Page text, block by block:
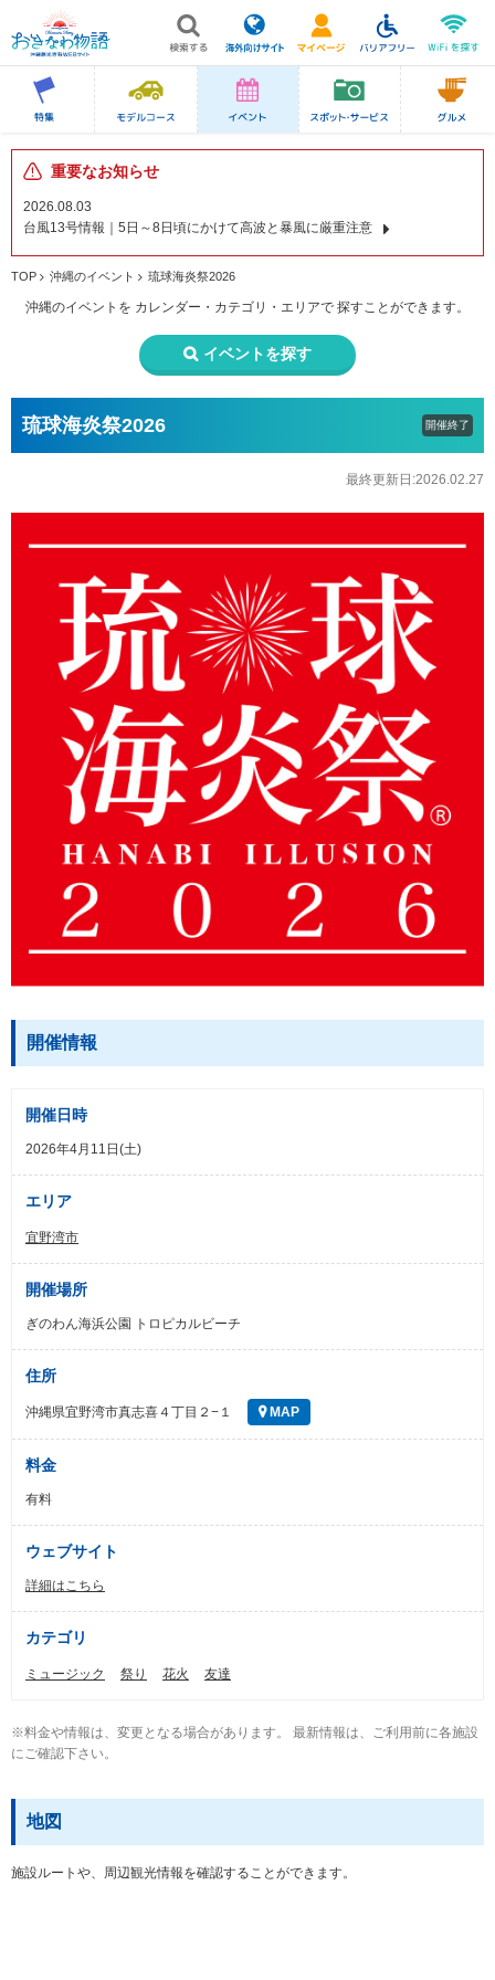
重要なお知らせ
2026.08.03
台風13号情報｜5日～8日頃にかけて高波と暴風に厳重注意
TOP 沖縄のイベント 琉球海炎祭2026
沖縄のイベントを カレンダー・カテゴリ・エリアで 探すことができます。
イベントを探す
琉球海炎祭2026 開催終了
最終更新日:2026.02.27
開催情報
開催日時
2026年4月11日(土)
エリア
宜野湾市
開催場所
ぎのわん海浜公園 トロピカルビーチ
住所
沖縄県宜野湾市真志喜４丁目２−１ MAP
料金
有料
ウェブサイト
詳細はこちら
カテゴリ
ミュージック 祭り 花火 友達
※料金や情報は、変更となる場合があります。 最新情報は、ご利用前に各施設
にご確認下さい。
地図
施設ルートや、周辺観光情報を確認することができます。